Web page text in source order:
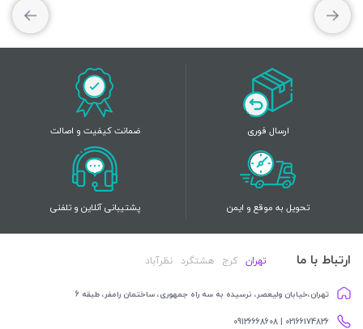
ارسال فوری ضمانت کیفیت و اصالت
تحویل به موقع و ایمن پشتیبانی آنلاین و تلفنی
ارتباط با ما تهران کرج هشتگرد نظرآباد
تهران،خیابان ولیعصر، نرسیده به سه راه جمهوری، ساختمان رامفر، طبقه 6
02166174826 | 09126668608